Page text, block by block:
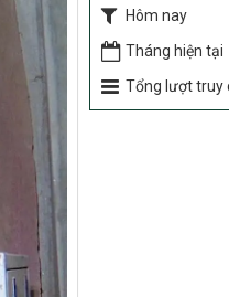
phát triển kinh tế
2026 – 2030 trên
Chỉ Thị số 22-
về đẩy mạnh
Hôm nay
Tháng hiện tại
Tổng lượt truy